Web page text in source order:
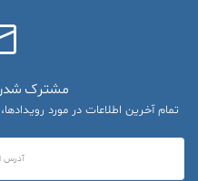
مشترک شدن
تمام آخرین اطلاعات در مورد